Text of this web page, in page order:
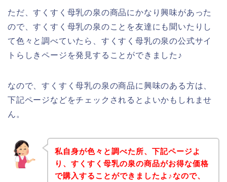
ただ、すくすく母乳の泉の商品にかなり興味があった
ので、すくすく母乳の泉のことを友達にも聞いたりし
て色々と調べていたら、すくすく母乳の泉の公式サイ
トらしきページを発見することができました♪
なので、すくすく母乳の泉の商品に興味のある方は、
下記ページなどをチェックされるとよいかもしれませ
ん。
私自身が色々と調べた所、下記ページよ
り、すくすく母乳の泉の商品がお得な価格
で購入することができましたよ♪なので、